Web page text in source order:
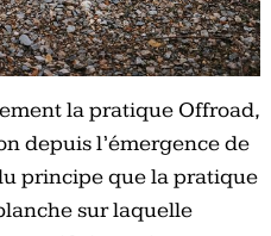
la pratique Offroad,
depuis l’émergence de
principe que la pratique
sur laquelle